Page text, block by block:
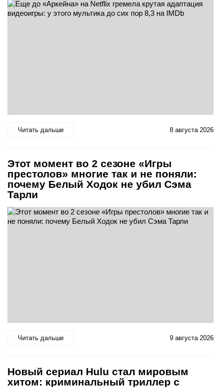
Читать дальше 8 августа 2026
Этот момент во 2 сезоне «Игры
престолов» многие так и не поняли:
почему Белый Ходок не убил Сэма
Тарли
Читать дальше 9 августа 2026
Новый сериал Hulu стал мировым
хитом: криминальный триллер с